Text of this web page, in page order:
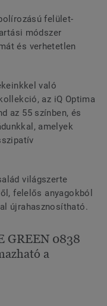
felület-
módszer
és verhetetlen
való
az iQ Optima
az 55 színben, és
amelyek
világszerte
felelős anyagokból
újrahasznosítható.
GREEN 0838
a